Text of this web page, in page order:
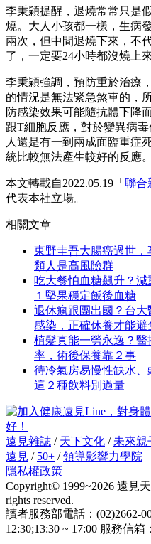
李秉穎提醒，退燒常常只是
燒。大人小孩都一樣，生病
兩次，但中間退燒下來，不
了，一定要24小時都沒燒上
李秉穎強調，預防重於治療
的情況是無法緊急煞車的，
防感染效果可能隨抗體下降
跟T細胞反應，對於變異病
人還是有一到兩成面臨重症
統比較無法產生較好的反應。
本文轉載自2022.05.19「 聯合
代表本社立場。
相關文章
東野圭吾大腸癌過世，
類人是高風險群
吃大餐怕血糖飆升？
１堅果穩定飯後血糖
退休瘋跟團出國？台
感染，正確休養才能避
植髮真能一勞永逸？
率，術後保養靠２事
待冷氣房易慢性缺水、
這２種飲料別過量
好！
遠見雜誌 / 天下文化 / 未來親
遠見 / 50+ /領導影響力學院
隱私權政策
Copyright© 1999~2026 遠見
rights reserved.
讀者服務部電話：(02)2662-
12:30;13:30 ~ 17:00 服務信箱：